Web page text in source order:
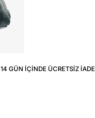
14 GÜN IÇINDE ÜCRETSIZ IADE